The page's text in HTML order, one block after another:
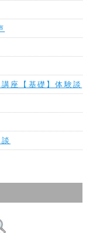
座【基礎】体験談